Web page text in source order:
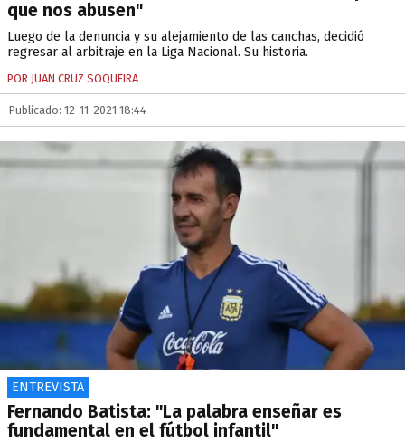
que nos abusen"
Luego de la denuncia y su alejamiento de las canchas, decidió
regresar al arbitraje en la Liga Nacional. Su historia.
POR JUAN CRUZ SOQUEIRA
Publicado: 12-11-2021 18:44
ENTREVISTA
Fernando Batista: "La palabra enseñar es
fundamental en el fútbol infantil"